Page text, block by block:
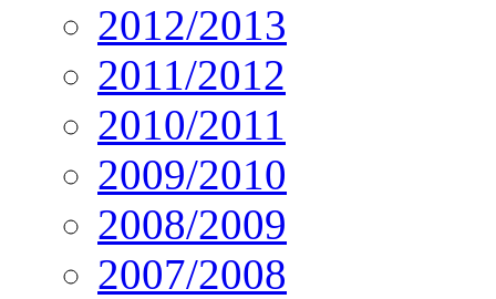
2012/2013
2011/2012
2010/2011
2009/2010
2008/2009
2007/2008